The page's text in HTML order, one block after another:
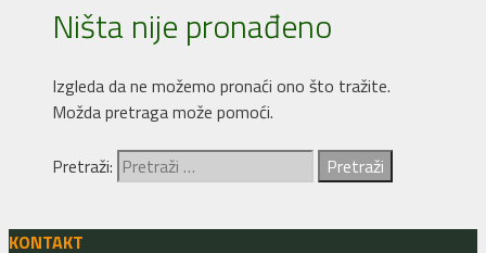
Ništa nije pronađeno
Izgleda da ne možemo pronaći ono što tražite.
Možda pretraga može pomoći.
Pretraži:
KONTAKT